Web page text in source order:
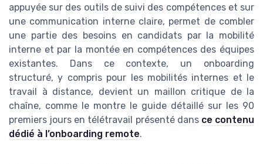
appuyée sur des outils de suivi des compétences et sur
une communication interne claire, permet de combler
une partie des besoins en candidats par la mobilité
interne et par la montée en compétences des équipes
existantes. Dans ce contexte, un onboarding
structuré, y compris pour les mobilités internes et le
travail à distance, devient un maillon critique de la
chaîne, comme le montre le guide détaillé sur les 90
premiers jours en télétravail présenté dans ce contenu
dédié à l’onboarding remote.